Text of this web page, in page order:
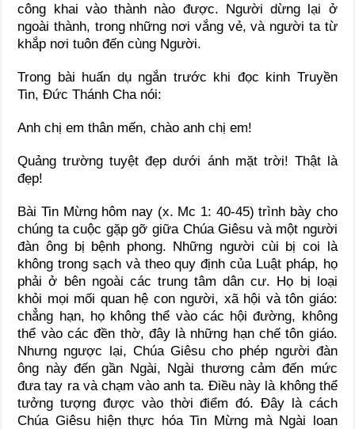
công khai vào thành nào được. Người dừng lại ở
ngoài thành, trong những nơi vắng vẻ, và người ta từ
khắp nơi tuôn đến cùng Người.
Trong bài huấn dụ ngắn trước khi đọc kinh Truyền
Tin, Đức Thánh Cha nói:
Anh chị em thân mến, chào anh chị em!
Quảng trường tuyệt đẹp dưới ánh mặt trời! Thật là
đẹp!
Bài Tin Mừng hôm nay (x. Mc 1: 40-45) trình bày cho
chúng ta cuộc gặp gỡ giữa Chúa Giêsu và một người
đàn ông bị bệnh phong. Những người cùi bị coi là
không trong sạch và theo quy định của Luật pháp, họ
phải ở bên ngoài các trung tâm dân cư. Họ bị loại
khỏi mọi mối quan hệ con người, xã hội và tôn giáo:
chẳng hạn, họ không thể vào các hội đường, không
thể vào các đền thờ, đây là những hạn chế tôn giáo.
Nhưng ngược lại, Chúa Giêsu cho phép người đàn
ông này đến gần Ngài, Ngài thương cảm đến mức
đưa tay ra và chạm vào anh ta. Điều này là không thể
tưởng tượng được vào thời điểm đó. Đây là cách
Chúa Giêsu hiện thực hóa Tin Mừng mà Ngài loan